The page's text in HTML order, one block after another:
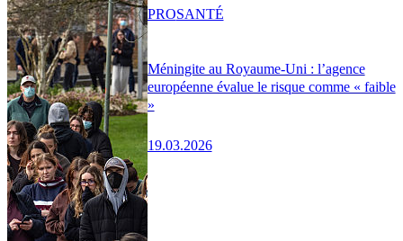
Méningite au Royaume-Uni : l’agence
européenne évalue le risque comme « faible
»
19.03.2026
PROSANTÉ